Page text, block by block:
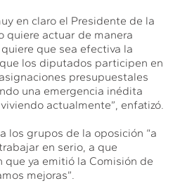
en claro el Presidente de la
quiere actuar de manera
que sea efectiva la
los diputados participen en
presupuestales
una emergencia inédita
actualmente”, enfatizó.
los grupos de la oposición “a
en serio, a que
que ya emitió la Comisión de
mejoras”.